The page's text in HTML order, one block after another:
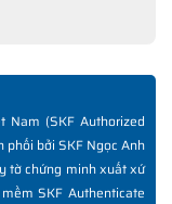
thường
SKF giả(SKF Authorized
phối bởi SKF Ngọc Anh
tờ chứng minh xuất xứ
SKF Authenticate